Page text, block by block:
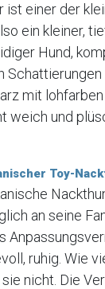
ist einer der
ein kleiner,
Hund,
Schattierungen
mit lohfarben
weich und
Toy-
an seine
ruhig. Wie
nicht. Die